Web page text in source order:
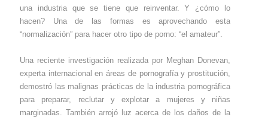
una industria que se tiene que reinventar. Y ¿cómo lo
hacen? Una de las formas es aprovechando esta
“normalización” para hacer otro tipo de porno: “el amateur”.
Una reciente investigación realizada por Meghan Donevan,
experta internacional en áreas de pornografía y prostitución,
demostró las malignas prácticas de la industria pornográfica
para preparar, reclutar y explotar a mujeres y niñas
marginadas. También arrojó luz acerca de los daños de la